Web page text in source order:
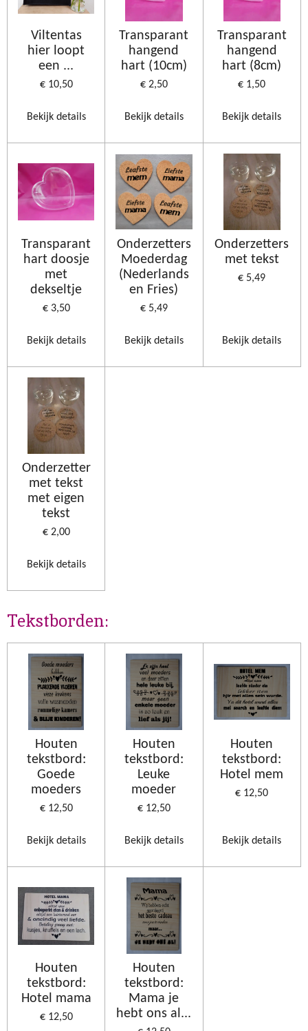
Viltentas
hier loopt
een ...
€ 10,50
Bekijk details
Transparant
hangend
hart (10cm)
€ 2,50
Bekijk details
Transparant
hangend
hart (8cm)
€ 1,50
Bekijk details
Transparant
hart doosje
met
dekseltje
€ 3,50
Bekijk details
Onderzetters
Moederdag
(Nederlands
en Fries)
€ 5,49
Bekijk details
Onderzetters
met tekst
€ 5,49
Bekijk details
Onderzetter
met tekst
met eigen
tekst
€ 2,00
Bekijk details
Tekstborden:
Houten
tekstbord:
Goede
moeders
€ 12,50
Bekijk details
Houten
tekstbord:
Leuke
moeder
€ 12,50
Bekijk details
Houten
tekstbord:
Hotel mem
€ 12,50
Bekijk details
Houten
tekstbord:
Hotel mama
€ 12,50
Houten
tekstbord:
Mama je
hebt ons al...